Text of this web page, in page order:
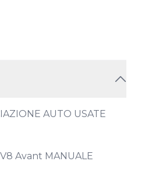
AUTO USATE
Avant MANUALE